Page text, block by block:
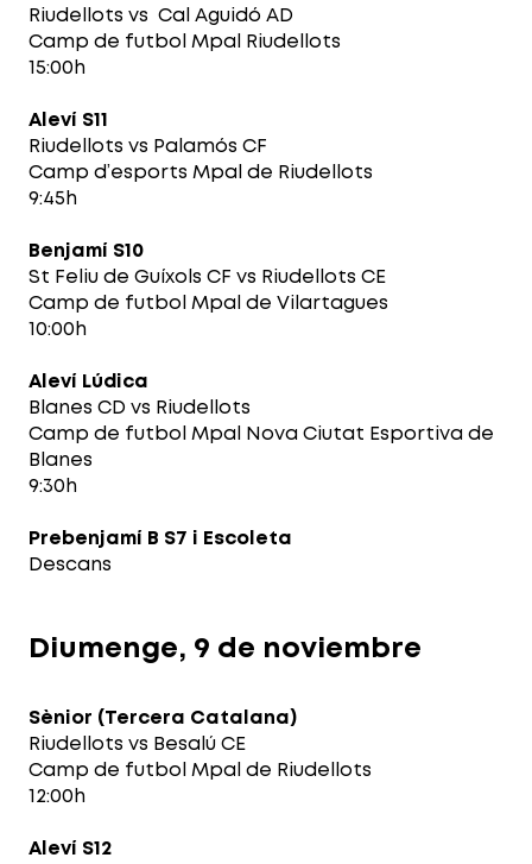
Riudellots vs Cal Aguidó AD
Camp de futbol Mpal Riudellots
15:00h
Aleví S11
Riudellots vs Palamós CF
Camp d’esports Mpal de Riudellots
9:45h
Benjamí S10
St Feliu de Guíxols CF vs Riudellots CE
Camp de futbol Mpal de Vilartagues
10:00h
Aleví Lúdica
Blanes CD vs Riudellots
Camp de futbol Mpal Nova Ciutat Esportiva de
Blanes
9:30h
Prebenjamí B S7 i Escoleta
Descans
Diumenge, 9 de noviembre
Sènior (Tercera Catalana)
Riudellots vs Besalú CE
Camp de futbol Mpal de Riudellots
12:00h
Aleví S12